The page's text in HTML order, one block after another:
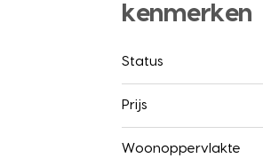
kenmerken
Status
Prijs
Woonoppervlakte